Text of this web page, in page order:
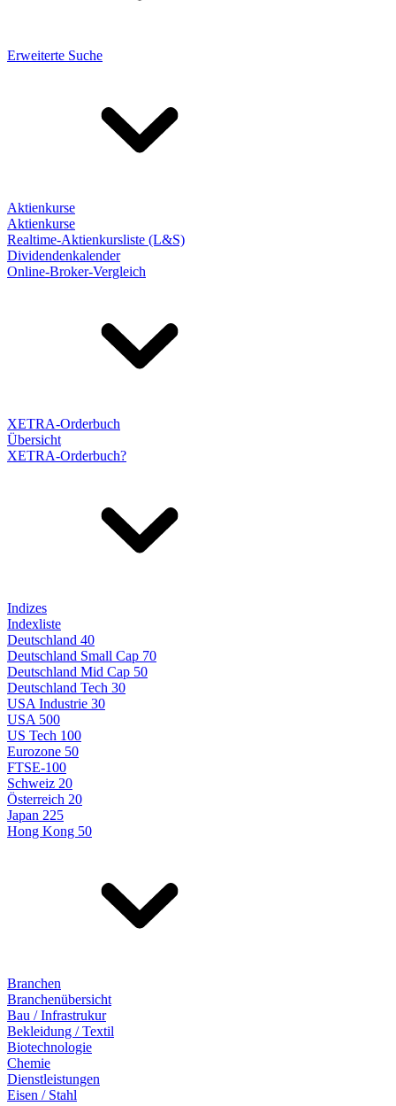
Erweiterte Suche
Aktienkurse
Aktienkurse
Realtime-Aktienkursliste (L&S)
Dividendenkalender
Online-Broker-Vergleich
XETRA-Orderbuch
Übersicht
XETRA-Orderbuch?
Indizes
Indexliste
Deutschland 40
Deutschland Small Cap 70
Deutschland Mid Cap 50
Deutschland Tech 30
USA Industrie 30
USA 500
US Tech 100
Eurozone 50
FTSE-100
Schweiz 20
Österreich 20
Japan 225
Hong Kong 50
Branchen
Branchenübersicht
Bau / Infrastrukur
Bekleidung / Textil
Biotechnologie
Chemie
Dienstleistungen
Eisen / Stahl